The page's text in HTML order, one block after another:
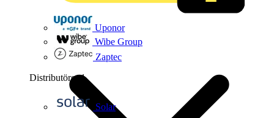
Uponor
Wibe Group
Zaptec
Distributörer 1
Solar